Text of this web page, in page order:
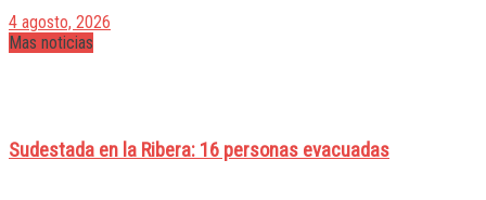
4 agosto, 2026
Mas noticias
Sudestada en la Ribera: 16 personas evacuadas